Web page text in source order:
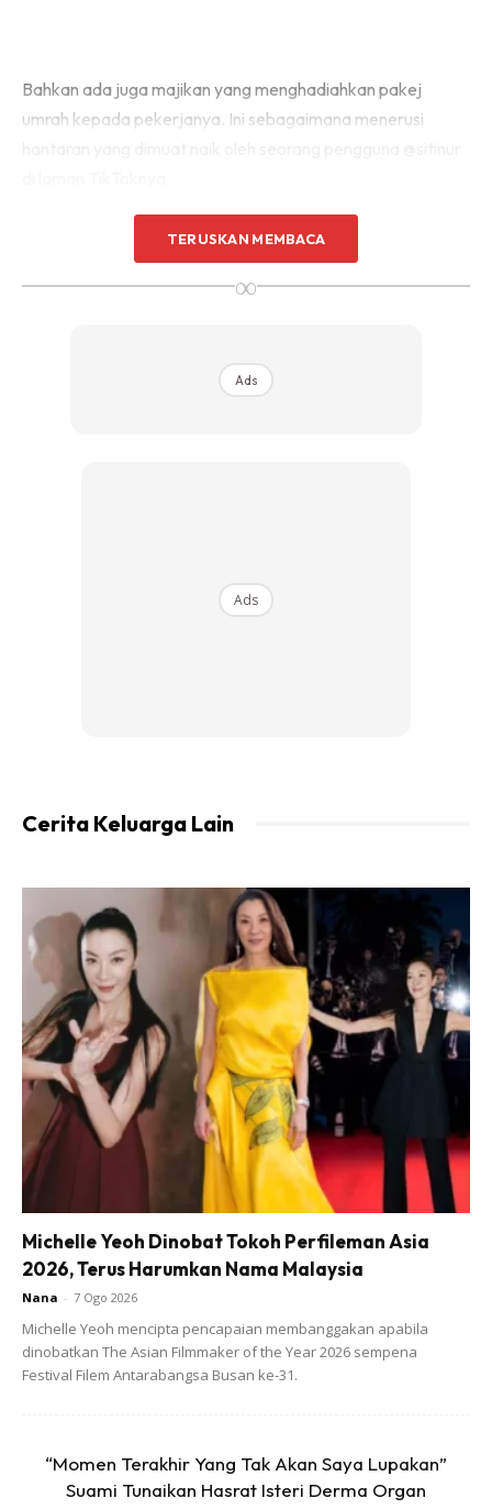
Bahkan ada juga majikan yang menghadiahkan pakej
umrah kepada pekerjanya. Ini sebagaimana menerusi
Dia berkongsi khabar gembira itu dimana seorang pekerja
yang dikenali sebagai Yusuf menerima tajaan pakej umrah
sebagai tanda penghargaan telah bekerja selama 27
“Pakej umrah untuk Yusuf yang telah berkhidmat 27 tahun
TERUSKAN MEMBACA
∞
Ads
Ads
Cerita Keluarga Lain
Michelle Yeoh Dinobat Tokoh Perfileman Asia
2026, Terus Harumkan Nama Malaysia
Nana - 7 Ogo 2026
Michelle Yeoh mencipta pencapaian membanggakan apabila
dinobatkan The Asian Filmmaker of the Year 2026 sempena
Festival Filem Antarabangsa Busan ke-31.
“Momen Terakhir Yang Tak Akan Saya Lupakan”
Suami Tunaikan Hasrat Isteri Derma Organ